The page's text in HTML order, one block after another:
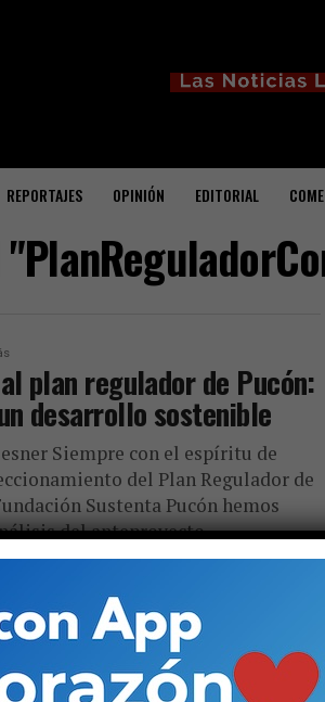
REPORTAJES OPINIÓN EDITORIAL
plan regulador de Pucón:
desarrollo sostenible
Siempre con el espíritu de
del Plan Regulador de
Sustenta Pucón hemos
del anteproyecto...